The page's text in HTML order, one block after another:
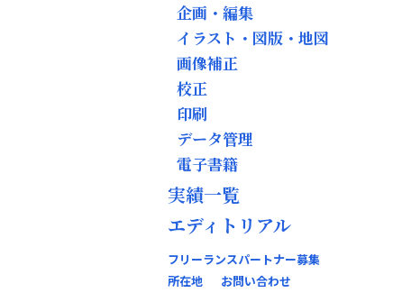
企画・編集
イラスト・図版・地図
画像補正
校正
印刷
データ管理
電子書籍
実績一覧
エディトリアル
フリーランスパートナー募集
所在地
お問い合わせ